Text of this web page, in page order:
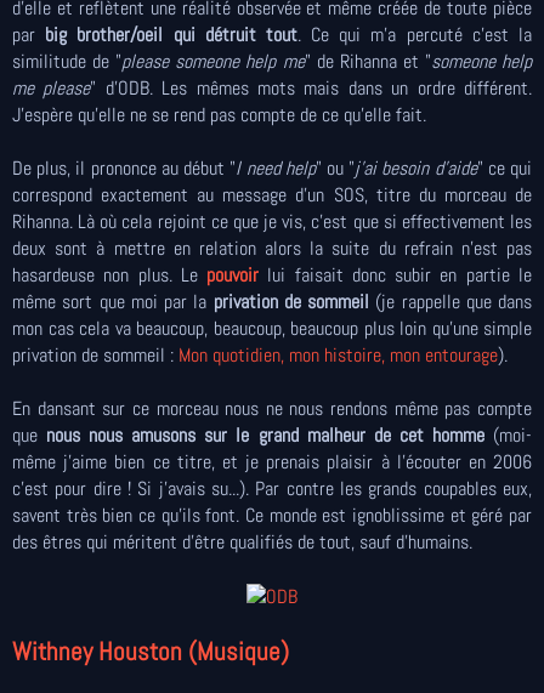
d'elle et reflètent une réalité observée et même créée de toute pièce
par big brother/oeil qui détruit tout. Ce qui m'a percuté c'est la
similitude de "please someone help me" de Rihanna et "someone help
me please" d'ODB. Les mêmes mots mais dans un ordre différent.
J'espère qu'elle ne se rend pas compte de ce qu'elle fait.
De plus, il prononce au début "I need help" ou "j'ai besoin d'aide" ce qui
correspond exactement au message d'un SOS, titre du morceau de
Rihanna. Là où cela rejoint ce que je vis, c'est que si effectivement les
deux sont à mettre en relation alors la suite du refrain n'est pas
hasardeuse non plus. Le pouvoir lui faisait donc subir en partie le
même sort que moi par la privation de sommeil (je rappelle que dans
mon cas cela va beaucoup, beaucoup, beaucoup plus loin qu'une simple
privation de sommeil : Mon quotidien, mon histoire, mon entourage).
En dansant sur ce morceau nous ne nous rendons même pas compte
que nous nous amusons sur le grand malheur de cet homme(moi-
même j'aime bien ce titre, et je prenais plaisir à l'écouter en 2006
c'est pour dire ! Si j'avais su...). Par contre les grands coupables eux,
savent très bien ce qu'ils font. Ce monde est ignoblissime et géré par
des êtres qui méritent d'être qualifiés de tout, sauf d'humains.
Withney Houston (Musique)